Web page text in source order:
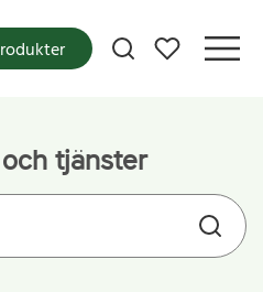
Mina favoriter
tjänster